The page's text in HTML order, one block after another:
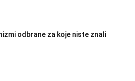
odbrane za koje niste znali